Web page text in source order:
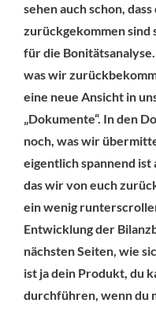
sehen auch schon,
zurückgekommen sind
für die
was wir
eine neue Ansicht in
„Dokumente“. In den
noch, was wir
eigentlich spannend ist
das wir von euch
ein wenig
Entwicklung der
nächsten Seiten, wie
ist ja dein Produkt, du
durchführen, wenn du